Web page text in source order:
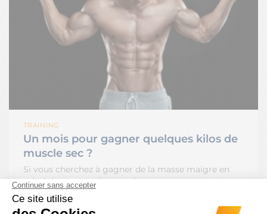
TRAINING
Un mois pour gagner quelques kilos de
muscle sec ?
Si vous cherchez à gagner de la masse maigre en
priorité et pas seulement du…
22 juillet 2015 4